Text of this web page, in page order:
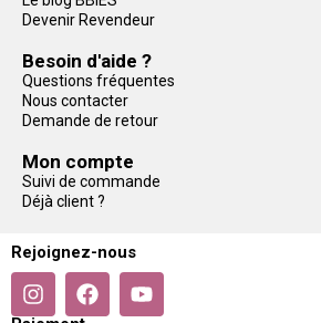
Devenir Revendeur
Besoin d'aide ?
Questions fréquentes
Nous contacter
Demande de retour
Mon compte
Suivi de commande
Déjà client ?
Rejoignez-nous